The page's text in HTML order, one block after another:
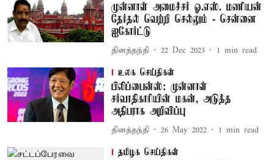
முன்னாள் அமைச்சர் ஓ.எஸ். மணியன்
தேர்தல் வெற்றி செல்லும் - சென்னை
ஐகோர்ட்டு
தினத்தந்தி 22 Dec 2023 1 min read
உலக செய்திகள்
பிலிப்பைன்ஸ்: முன்னாள்
சர்வாதிகாரியின் மகன், அடுத்த
அதிபராக அறிவிப்பு
தினத்தந்தி 26 May 2022 1 min read
தமிழக செய்திகள்